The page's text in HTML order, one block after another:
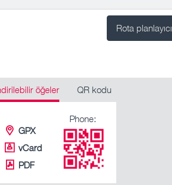
Rota planlayıcı
öğeler QR kodu
GPX
vCard
PDF
Phone: